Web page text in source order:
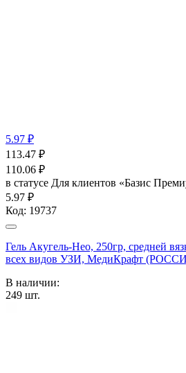
5.97 ₽
113.47 ₽
110.06 ₽
в статусе Для клиентов «Базис
5.97 ₽
Код: 19737
Гель Акугель-Нео, 250гр, средней
всех видов УЗИ, МедиКрафт
В наличии:
249 шт.